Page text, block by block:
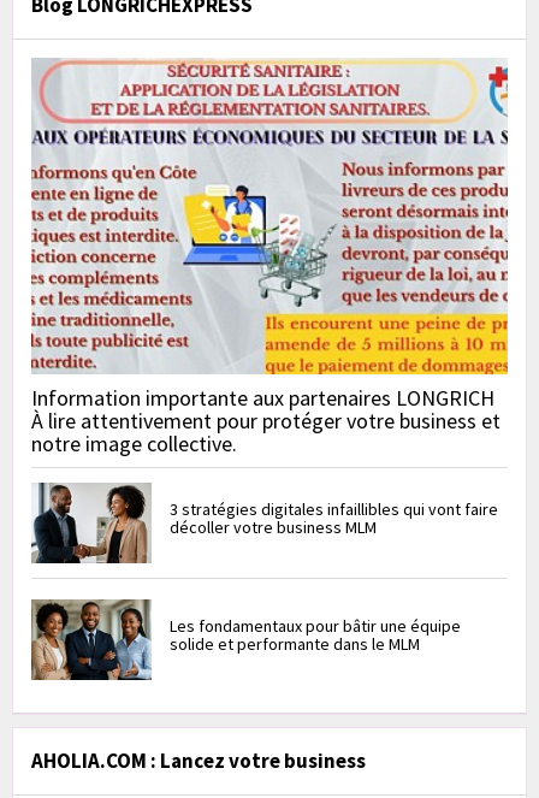
Information importante aux partenaires LONGRICH
À lire attentivement pour protéger votre business et
notre image collective.
3 stratégies digitales infaillibles qui vont faire
décoller votre business MLM
Les fondamentaux pour bâtir une équipe
solide et performante dans le MLM
AHOLIA.COM : Lancez votre business